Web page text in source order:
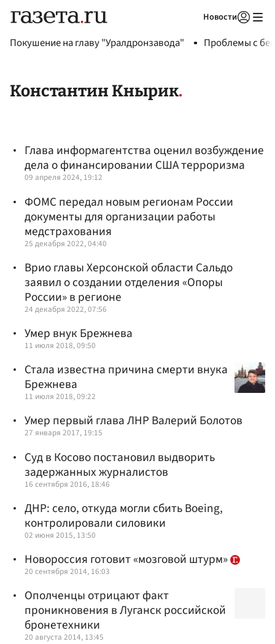
Новости
Покушение на главу "Уралдронзавода" Проблемы с
Константин Кнырик
Глава информагентства оценил возбуждение
дела о финансировании США терроризма
09 апреля 2024, 19:12
ФОМС передал новым регионам России
документы для организации работы
медстрахования
25 декабря 2022, 04:40
Врио главы Херсонской области Сальдо
заявил о создании отделения «Опоры
России» в регионе
24 декабря 2022, 07:56
Умер внук Брежнева
11 июля 2018, 09:50
Стала известна причина смерти внука
Брежнева
11 июля 2018, 09:22
Умер первый глава ЛНР Валерий Болотов
27 января 2017, 19:15
Суд в Косово постановил выдворить
задержанных журналистов
16 сентября 2016, 18:46
ДНР: село, откуда могли сбить Boeing,
контролировали силовики
02 июня 2015, 13:50
Новороссия готовит «мозговой штурм»
20 сентября 2014, 16:03
Ополченцы отрицают факт
проникновения в Луганск российской
бронетехники
20 августа 2014, 13:45